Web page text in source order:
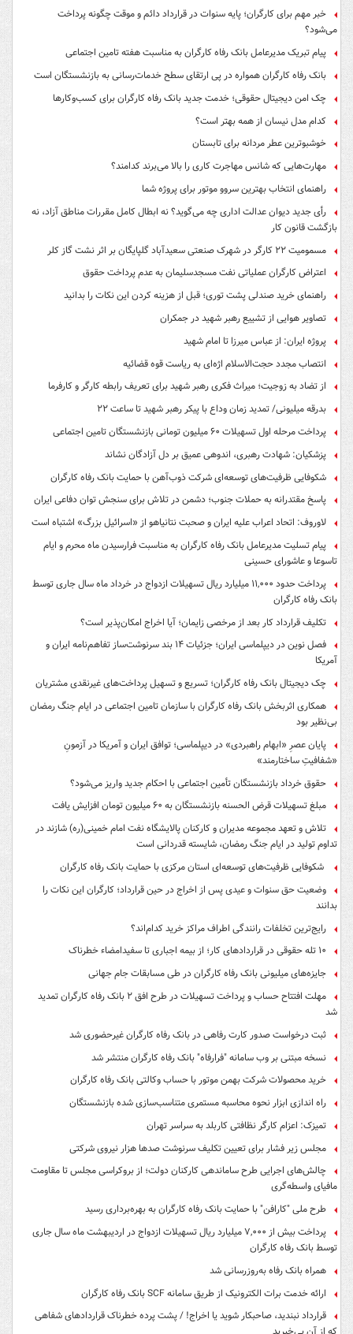
خبر مهم برای کارگران؛ پایه سنوات در قرارداد دائم و موقت چگونه پرداخت
می‌شود؟
پیام تبریک مدیرعامل بانک رفاه کارگران به مناسبت هفته تامین اجتماعی
بانک رفاه کارگران همواره در پی ارتقای سطح خدمات‌رسانی به بازنشستگان است
چک امن دیجیتال حقوقی؛ خدمت جدید بانک رفاه کارگران برای کسب‌وکارها
کدام مدل نیسان از همه بهتر است؟
خوشبوترین عطر مردانه برای تابستان
مهارت‌هایی که شانس مهاجرت کاری را بالا می‌برند کدامند؟
راهنمای انتخاب بهترین سروو موتور برای پروژه شما
رأی جدید دیوان عدالت اداری چه می‌گوید؟ نه ابطال کامل مقررات مناطق آزاد، نه
بازگشت قانون کار
مسمومیت ۲۲ کارگر در شهرک صنعتی سعیدآباد گلپایگان بر اثر نشت گاز کلر
اعتراض کارگران عملیاتی نفت مسجدسلیمان به عدم پرداخت حقوق
راهنمای خرید صندلی پشت توری؛ قبل از هزینه کردن این نکات را بدانید
تصاویر هوایی از تشییع رهبر شهید در جمکران
پروژه ایران: از عباس میرزا تا امام شهید
انتصاب مجدد حجت‌الاسلام اژه‌ای به ریاست قوه‌ قضائیه
از تضاد به زوجیت؛ میراث فکری رهبر شهید برای تعریف رابطه کارگر و کارفرما
بدرقه میلیونی/ تمدید زمان وداع با پیکر رهبر شهید تا ساعت ۲۲
پرداخت مرحله اول تسهیلات ۶۰ میلیون تومانی بازنشستگان تامین اجتماعی
پزشکیان: شهادت رهبری، اندوهی عمیق بر دل آزادگان نشاند
شکوفایی ظرفیت‌های توسعه‌ای شرکت ذوب‌آهن با حمایت‌ بانک رفاه کارگران
پاسخ مقتدرانه به حملات جنوب؛ دشمن در تلاش برای سنجش توان دفاعی ایران
لاوروف: اتحاد اعراب علیه ایران و صحبت نتانیاهو از «اسرائیل بزرگ» اشتباه است
پیام تسلیت مدیرعامل بانک رفاه کارگران به مناسبت فرارسیدن ماه محرم و ایام
تاسوعا و عاشورای حسینی
پرداخت حدود ۱۱,۰۰۰ میلیارد ریال تسهیلات ازدواج در خرداد ماه سال جاری توسط
بانک رفاه کارگران
تکلیف قرارداد کار بعد از مرخصی زایمان؛ آیا اخراج امکان‌پذیر است؟
فصل نوین در دیپلماسی ایران؛ جزئیات ۱۴ بند سرنوشت‌ساز تفاهم‌نامه ایران و
آمریکا
چک دیجیتال بانک رفاه کارگران؛ تسریع و تسهیل پرداخت‌های غیرنقدی مشتریان
همکاری اثربخش بانک رفاه کارگران با سازمان تامین اجتماعی در ایام جنگ رمضان
بی‌نظیر بود
پایان عصرِ «ابهام راهبردی» در دیپلماسی؛ توافق ایران و آمریکا در آزمونِ
«شفافیتِ ساختارمند»
حقوق خرداد بازنشستگان تأمین اجتماعی با احکام جدید واریز می‌شود؟
مبلغ تسهیلات قرض الحسنه بازنشستگان به ۶۰ میلیون تومان افزایش یافت
تلاش و تعهد مجموعه مدیران و کارکنان پالایشگاه نفت امام خمینی(ره) شازند در
تداوم تولید در ایام جنگ رمضان، شایسته قدردانی است
شکوفایی ظرفیت‌های توسعه‌ای استان مرکزی با حمایت بانک رفاه کارگران
وضعیت حق سنوات و عیدی پس از اخراج در حین قرارداد؛ کارگران این نکات را
بدانند
رایج‌ترین تخلفات رانندگی اطراف مراکز خرید کدام‌اند؟
۱۰ تله حقوقی در قراردادهای کار؛ از بیمه اجباری تا سفیدامضاء خطرناک
جایزه‌های میلیونی بانک رفاه کارگران در طی مسابقات جام جهانی
مهلت افتتاح حساب و پرداخت تسهیلات در طرح افق ۲ بانک رفاه کارگران تمدید
شد
ثبت درخواست صدور کارت رفاهی در بانک رفاه کارگران غیرحضوری شد
نسخه مبتنی بر وب سامانه "فرارفاه" بانک رفاه کارگران منتشر شد
خرید محصولات شرکت بهمن موتور با حساب وکالتی بانک رفاه کارگران
راه اندازی ابزار نحوه محاسبه مستمری متناسب‌سازی شده بازنشستگان
تمیزک: اعزام کارگر نظافتی کاربلد به سراسر تهران
مجلس زیر فشار برای تعیین تکلیف سرنوشت صدها هزار نیروی شرکتی
چالش‌های اجرایی طرح ساماندهی کارکنان دولت؛ از بروکراسی مجلس تا مقاومت
مافیای واسطه‌گری
طرح ملی "کارافن" با حمایت بانک رفاه کارگران به بهره‌برداری رسید
پرداخت بیش از ۷,۰۰۰ میلیارد ریال تسهیلات ازدواج در اردیبهشت ماه سال جاری
توسط بانک رفاه کارگران
همراه بانک رفاه به‌روزرسانی شد
ارائه خدمت برات الکترونیک از طریق سامانه SCF بانک رفاه کارگران
قرارداد نبندید، صاحبکار شوید یا اخراج! / پشت پرده خطرناک قراردادهای شفاهی